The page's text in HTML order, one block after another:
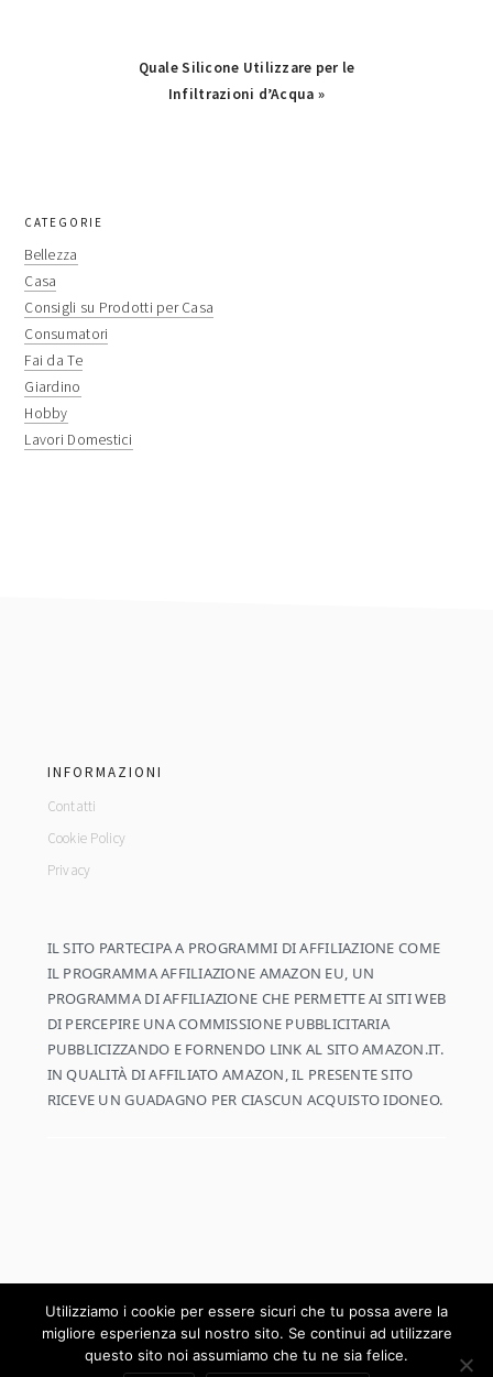
Next
Post:
Quale Silicone Utilizzare per le
Infiltrazioni d’Acqua »
primary
sidebar
CATEGORIE
Bellezza
Casa
Consigli su Prodotti per Casa
Consumatori
Fai da Te
Giardino
Hobby
Lavori Domestici
INFORMAZIONI
Contatti
Cookie Policy
Privacy
IL SITO PARTECIPA A PROGRAMMI DI AFFILIAZIONE COME
IL PROGRAMMA AFFILIAZIONE AMAZON EU, UN
PROGRAMMA DI AFFILIAZIONE CHE PERMETTE AI SITI WEB
DI PERCEPIRE UNA COMMISSIONE PUBBLICITARIA
PUBBLICIZZANDO E FORNENDO LINK AL SITO AMAZON.IT.
IN QUALITÀ DI AFFILIATO AMAZON, IL PRESENTE SITO
RICEVE UN GUADAGNO PER CIASCUN ACQUISTO IDONEO.
COPYRIGHT © 2026 ·COOKD PRO THEMESUGENESIS FRAMEWORK
WORDPRESS· LOG IN
Utilizziamo i cookie per essere sicuri che tu possa avere la
migliore esperienza sul nostro sito. Se continui ad utilizzare
questo sito noi assumiamo che tu ne sia felice.